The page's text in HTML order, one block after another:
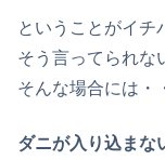
ということがイチ
そう言ってられな
そんな場合には・
ダニが入り込まな